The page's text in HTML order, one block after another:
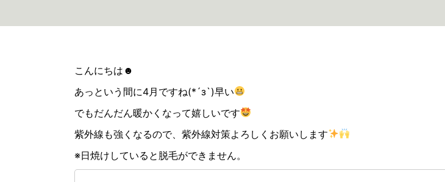
こんにちは☻
あっという間に4月ですね(*´з`)早い
でもだんだん暖かくなって嬉しいです
紫外線も強くなるので、紫外線対策よろしくお願いします
※日焼けしていると脱毛ができません。